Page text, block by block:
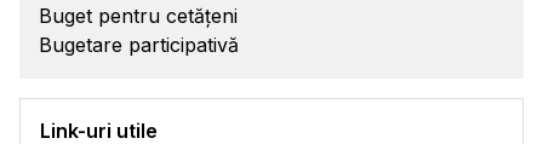
Buget pentru cetățeni
Bugetare participativă
Link-uri utile